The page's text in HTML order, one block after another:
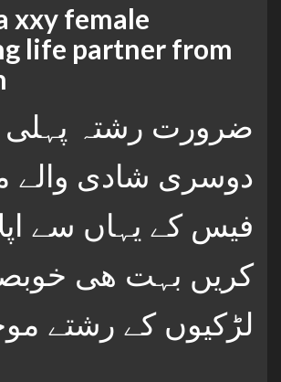
xxy female
life partner from
دوسری شادی والے
فیس کے یہاں سے
کریں بہت ھی
لڑکیوں کے رشتے